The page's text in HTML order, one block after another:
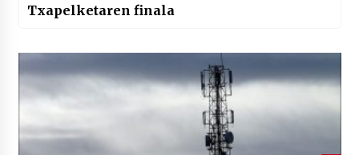
Txapelketaren finala